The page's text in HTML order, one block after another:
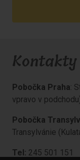
Kontakty
Pobočka Praha:
vpravo v
Pobočka
Transylvánie
Tel: 245 501 151